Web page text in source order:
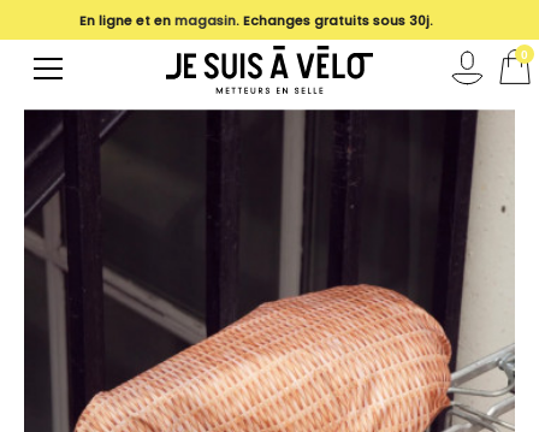
En ligne et enmagasin. Echanges gratuits sous 30j.
0